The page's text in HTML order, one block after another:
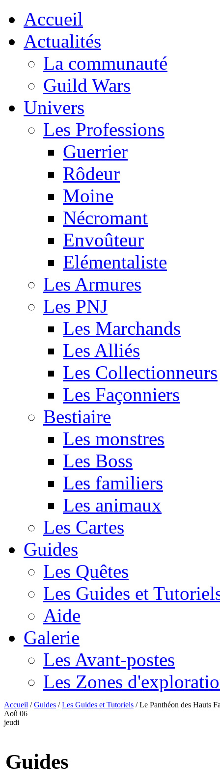
Accueil
Actualités
La communauté
Guild Wars
Univers
Les Professions
Guerrier
Rôdeur
Moine
Nécromant
Envoûteur
Elémentaliste
Les Armures
Les PNJ
Les Marchands
Les Alliés
Les Collectionneurs
Les Façonniers
Bestiaire
Les monstres
Les Boss
Les familiers
Les animaux
Les Cartes
Guides
Les Quêtes
Les Guides et
Aide
Galerie
Les Avant-postes
Les Zones
Accueil /Guides /Les Guides et Tutoriels /Le Panthéon des Hauts
Aoû 06
jeudi
Guides